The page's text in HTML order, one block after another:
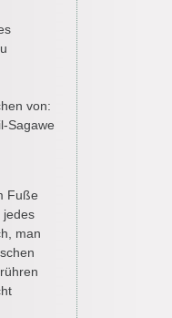
von:
Sagawe
Fuße
jedes
man